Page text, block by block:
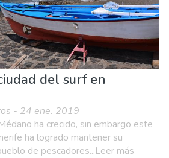
del surf en
- 24 ene. 2019
ha crecido, sin embargo este
ha logrado mantener su
de pescadores...Leer más